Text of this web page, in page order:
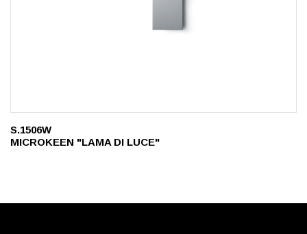
S.1506W
MICROKEEN "LAMA DI LUCE"